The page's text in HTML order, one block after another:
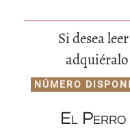
Si desea
NÚMERO
El Perro